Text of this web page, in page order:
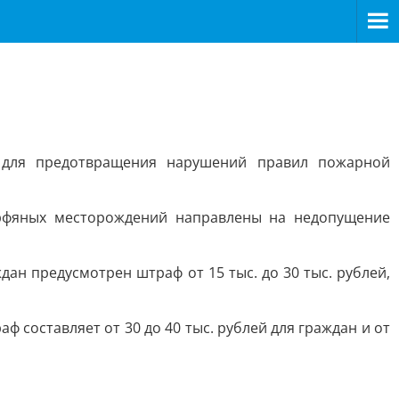
предотвращения нарушений правил пожарной
месторождений направлены на недопущение
предусмотрен штраф от 15 тыс. до 30 тыс. рублей,
составляет от 30 до 40 тыс. рублей для граждан и от